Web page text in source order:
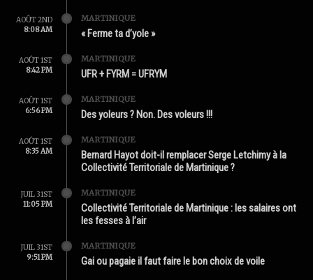
AOÛT 2ND
8:08 AM
MARTINIQUE
« Ferme ta d’yole »
AOÛT 1ST
8:42 PM
MARTINIQUE
UFR + FYRM = UFRYM
AOÛT 1ST
6:56 PM
MARTINIQUE
Des yoleurs ? Non. Des voleurs !!!
AOÛT 1ST
8:35 AM
MARTINIQUE
Bernard Hayot doit-il remplacer Serge Letchimy à la
Collectivité Territoriale de Martinique ?
JUIL 31ST
11:05 PM
MARTINIQUE
Collectivité Territoriale de Martinique : les salaires ont
les fesses à l’air
JUIL 31ST
9:51 PM
MARTINIQUE
Gai ou pagaie il faut faire le bon choix de voile